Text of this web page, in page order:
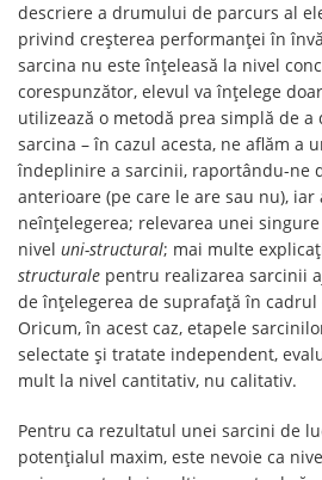
descriere a drumului de parcurs al
privind creșterea performanței în
sarcina nu este înțeleasă la nivel
corespunzător, elevul va înțelege
utilizează o metodă prea simplă de
sarcina – în cazul acesta, ne aflăm a
îndeplinire a sarcinii, raportându-ne
anterioare (pe care le are sau nu), iar
neînțelegerea; relevarea unei
nivel uni-structural; mai multe
structurale pentru realizarea sarcinii
de înțelegerea de suprafață în
Oricum, în acest caz, etapele
selectate și tratate independent,
mult la nivel cantitativ, nu calitativ.
Pentru ca rezultatul unei sarcini de
potențialul maxim, este nevoie ca